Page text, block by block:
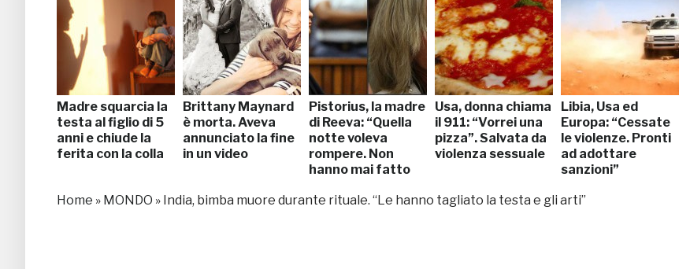
Madre squarcia la
testa al figlio di 5
anni e chiude la
ferita con la colla
Brittany Maynard
è morta. Aveva
annunciato la fine
in un video
Pistorius, la madre
di Reeva: “Quella
notte voleva
rompere. Non
hanno mai fatto
Usa, donna chiama
il 911: “Vorrei una
pizza”. Salvata da
violenza sessuale
Libia, Usa ed
Europa: “Cessate
le violenze. Pronti
ad adottare
sanzioni”
Home » MONDO » India, bimba muore durante rituale. “Le hanno tagliato la testa e gli arti”